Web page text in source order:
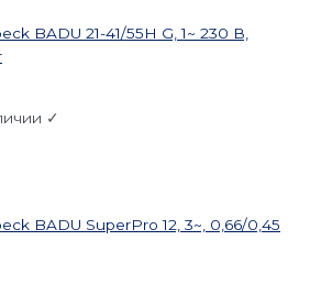
BADU 21-41/55H G, 1~ 230 В,
✓
BADU SuperPro 12, 3~, 0,66/0,45